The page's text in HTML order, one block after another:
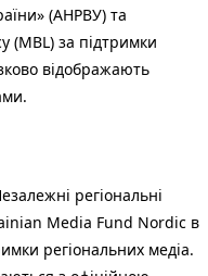
(АНРВУ) та
(MBL) за підтримки
відображають
регіональні
Media Fund Nordic в
регіональних медіа.